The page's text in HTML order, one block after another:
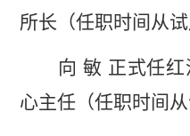
所长（任职时间从试
向 敏 正式任
心主任（任职时间